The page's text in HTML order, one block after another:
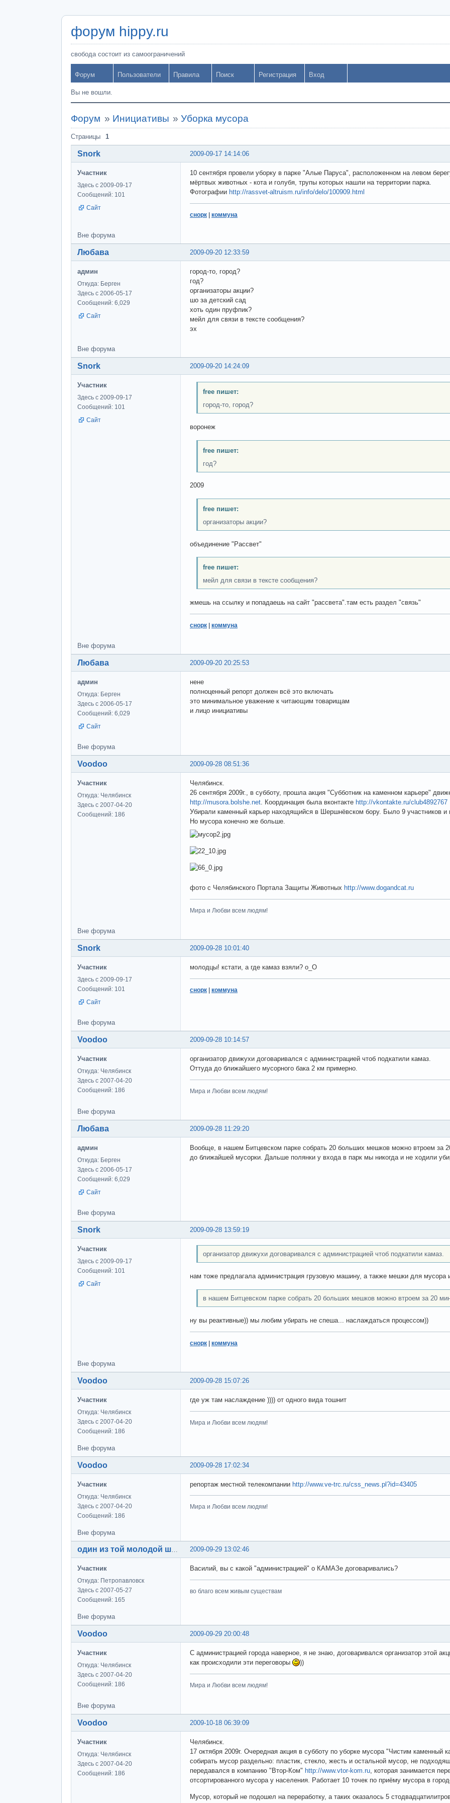
форум hippy.ru
свобода состоит из самоограничений
Форум Пользователи Правила Поиск Регистрация Вход
Вы не вошли.
Форум » Инициативы »Уборка мусора
Страницы 1
2009-09-17 14:14:06
Snork
Участник
Здесь с 2009-09-17
Сообщений: 101
Сайт
10 сентября провели уборку в парке "Алые Паруса", расположенном на левом
мёртвых животных - кота и голубя, трупы которых нашли на территории парка.
Фотографии http://rassvet-altruism.ru/info/delo/100909.html
снорк коммуна
Вне форума
2009-09-20 12:33:59
Любава
админ
Откуда: Берген
Здесь с 2006-05-17
Сообщений: 6,029
Сайт
город-то, город?
год?
организаторы акции?
шо за детский сад
хоть один пруфпик?
мейл для связи в тексте сообщения?
эх
Вне форума
2009-09-20 14:24:09
Snork
Участник
Здесь с 2009-09-17
Сообщений: 101
Сайт
free пишет:
город-то, город?
воронеж
free пишет:
год?
2009
free пишет:
организаторы акции?
объединение "Рассвет"
free пишет:
мейл для связи в тексте сообщения?
жмешь на ссылку и попадаешь на сайт "рассвета".там есть раздел "связь"
снорк | коммуна
Вне форума
2009-09-20 20:25:53
Любава
админ
Откуда: Берген
Здесь с 2006-05-17
Сообщений: 6,029
Сайт
нене
полноценный репорт должен всё это включать
это минимальное уважение к читающим товарищам
и лицо инициативы
Вне форума
2009-09-28 08:51:36
Voodoo
Участник
Откуда: Челябинск
Здесь с 2007-04-20
Сообщений: 186
Челябинск.
26 сентября 2009г., в субботу, прошла акция "Субботник на каменном карьере"
http://musora.bolshe.net . Координация была вконтакте http://vkontakte.ru/club4892767
Убирали каменный карьер находящийся в Шершнёвском бору. Было 9 участников
Но мусора конечно же больше.
фото с Челябинского Портала Защиты Животных http://www.dogandcat.ru
Мира и Любви всем людям!
Вне форума
2009-09-28 10:01:40
Snork
Участник
Здесь с 2009-09-17
Сообщений: 101
Сайт
молодцы! кстати, а где камаз взяли? о_О
снорк | коммуна
Вне форума
2009-09-28 10:14:57
Voodoo
Участник
Откуда: Челябинск
Здесь с 2007-04-20
Сообщений: 186
организатор движухи договаривался с администрацией чтоб подкатили камаз.
Оттуда до ближайшего мусорного бака 2 км примерно.
Мира и Любви всем людям!
Вне форума
2009-09-28 11:29:20
Любава
админ
Откуда: Берген
Здесь с 2006-05-17
Сообщений: 6,029
Сайт
Вообще, в нашем Битцевском парке собрать 20 больших мешков можно втроем за
до ближайшей мусорки. Дальше полянки у входа в парк мы никогда и не ходили
Вне форума
2009-09-28 13:59:19
Snork
Участник
Здесь с 2009-09-17
Сообщений: 101
Сайт
организатор движухи договаривался с администрацией чтоб подкатили камаз.
нам тоже предлагала администрация грузовую машину, а также мешки для мусора
в нашем Битцевском парке собрать 20 больших мешков можно втроем за 20
ну вы реактивные)) мы любим убирать не спеша... наслаждаться процессом))
снорк | коммуна
Вне форума
2009-09-28 15:07:26
Voodoo
Участник
Откуда: Челябинск
Здесь с 2007-04-20
Сообщений: 186
где уж там наслаждение )))) от одного вида тошнит
Мира и Любви всем людям!
Вне форума
2009-09-28 17:02:34
Voodoo
Участник
Откуда: Челябинск
Здесь с 2007-04-20
Сообщений: 186
репортаж местной телекомпании http://www.ve-trc.ru/css_news.pl?id=43405
Мира и Любви всем людям!
Вне форума
2009-09-29 13:02:46
один из той молодой шпаны
Участник
Откуда: Петропавловск
Здесь с 2007-05-27
Сообщений: 165
Василий, вы с какой "администрацией" о КАМАЗе договаривались?
во благо всем живым существам
Вне форума
2009-09-29 20:00:48
Voodoo
Участник
Откуда: Челябинск
Здесь с 2007-04-20
Сообщений: 186
С администрацией города наверное, я не знаю, договаривался организатор этой
как происходили эти переговоры
))
Мира и Любви всем людям!
Вне форума
2009-10-18 06:39:09
Voodoo
Участник
Откуда: Челябинск
Здесь с 2007-04-20
Сообщений: 186
Челябинск.
17 октября 2009г. Очередная акция в субботу по уборке мусора "Чистим каменный
собирать мусор раздельно: пластик, стекло, жесть и остальной мусор, не
передавался в компанию "Втор-Ком" http://www.vtor-kom.ru, которая занимается
отсортированного мусора у населения. Работает 10 точек по приёму мусора в
Мусор, который не подошел на переработку, а таких оказалось 5